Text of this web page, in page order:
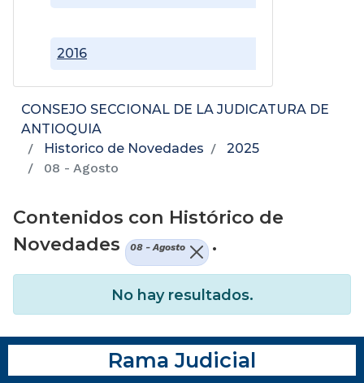
2016
CONSEJO SECCIONAL DE LA JUDICATURA DE
ANTIOQUIA
Historico de Novedades
2025
08 - Agosto
Contenidos con Histórico de
Novedades
08 - Agosto .
No hay resultados.
Rama Judicial